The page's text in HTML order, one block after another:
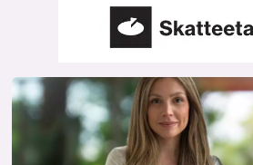
annonseguide
suksesshistorier
Bli firmapartner